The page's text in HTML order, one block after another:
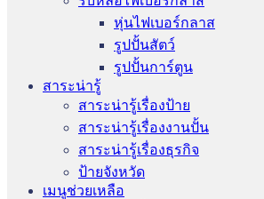
หุ่นไฟเบอร์กลาส
รูปปั้นสัตว์
รูปปั้นการ์ตูน
สาระน่ารู้
สาระน่ารู้เรื่องป้าย
สาระน่ารู้เรื่องงานปั้น
สาระน่ารู้เรื่องธุรกิจ
ป้ายจังหวัด
เมนูช่วยเหลือ